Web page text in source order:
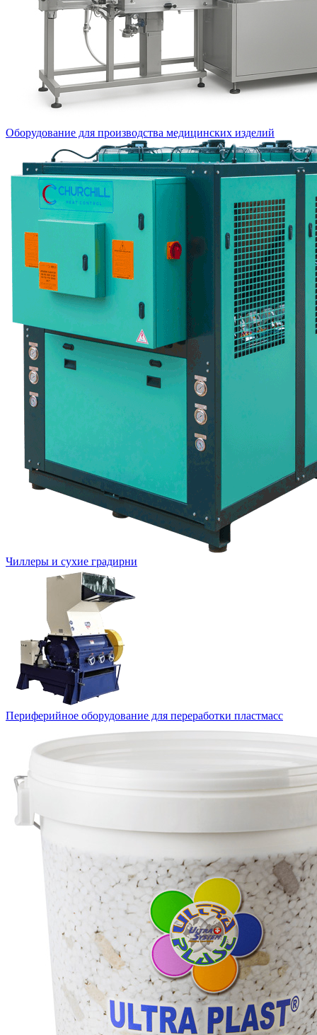
Оборудование для производства медицинских изделий
Чиллеры и сухие градирни
Периферийное оборудование для переработки пластмасс